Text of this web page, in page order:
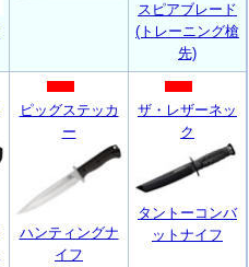
スピアブレード
(トレーニング槍
先)
ピッグステッカ
ー
ハンティングナ
イフ
ザ・レザーネッ
ク
タントーコンバ
ットナイフ